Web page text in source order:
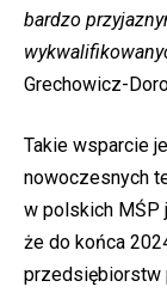
bardzo
Grechowicz-
Takie wsparcie
nowoczesnych
w polskich MŚP
że do końca
przedsiębiorstw